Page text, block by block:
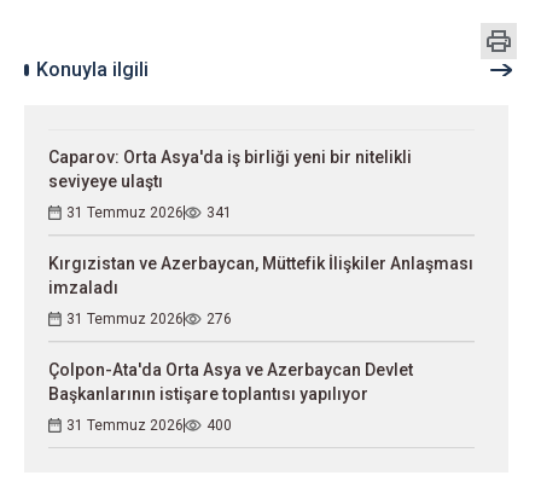
Konuyla ilgili
Caparov: Orta Asya'da iş birliği yeni bir nitelikli
seviyeye ulaştı
31 Temmuz 2026 341
Kırgızistan ve Azerbaycan, Müttefik İlişkiler Anlaşması
imzaladı
31 Temmuz 2026 276
Çolpon-Ata'da Orta Asya ve Azerbaycan Devlet
Başkanlarının istişare toplantısı yapılıyor
31 Temmuz 2026 400